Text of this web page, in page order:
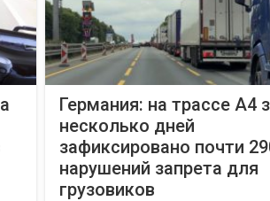
Германия: на трассе A4
несколько дней
зафиксировано почти
нарушений запрета для
грузовиков